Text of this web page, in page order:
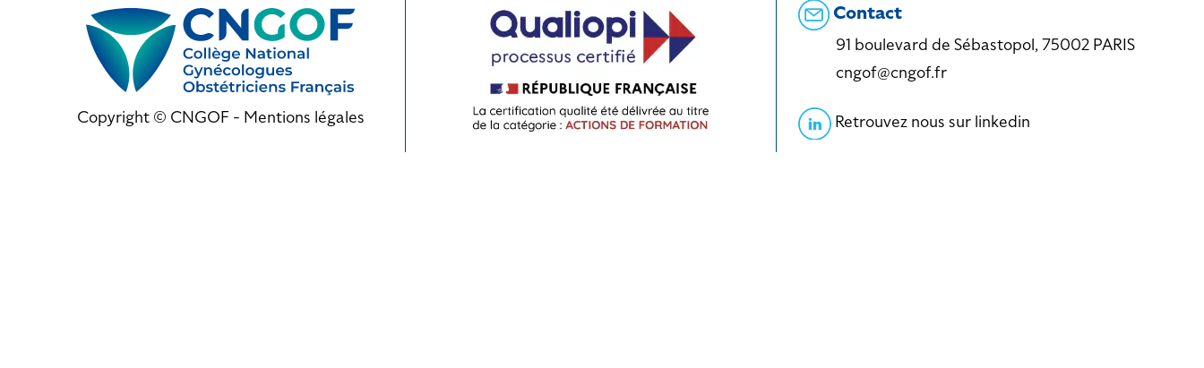
Copyright © CNGOF - Mentions légales
Contact
91 boulevard de Sébastopol, 75002 PARIS
cngof@cngof.fr
Retrouvez nous sur linkedin